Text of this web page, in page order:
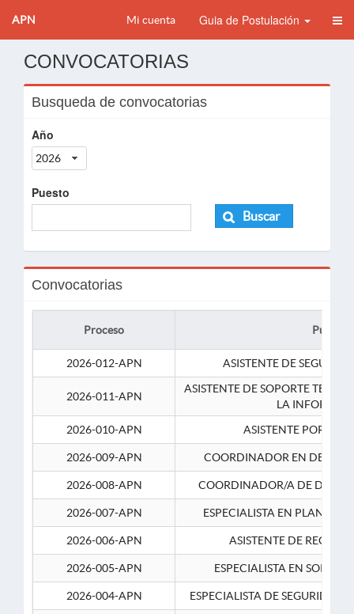
APN Mi cuenta Guia de Postulación
CONVOCATORIAS
Busqueda de convocatorias
Año
2026
Puesto
Buscar
Convocatorias
Proceso Puesto
2026-012-APN ASISTENTE DE
2026-011-APN
ASISTENTE DE SOPORTE
LA
2026-010-APN
ASISTENTE
2026-009-APN COORDINADOR EN
2026-008-APN COORDINADOR/A DE
2026-007-APN ESPECIALISTA EN
2026-006-APN ASISTENTE DE
2026-005-APN ESPECIALISTA EN
2026-004-APN ESPECIALISTA DE SEGURIDAD